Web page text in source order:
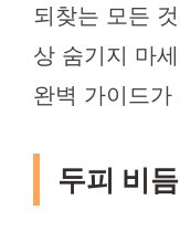
되찾는 모든
상 숨기지 마
완벽 가이드
두피 비